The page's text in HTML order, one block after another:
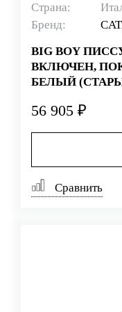
Страна:
Бренд:
BIG BOY
ВКЛЮЧЕН,
БЕЛЫЙ
56 905 ₽
Сравнить